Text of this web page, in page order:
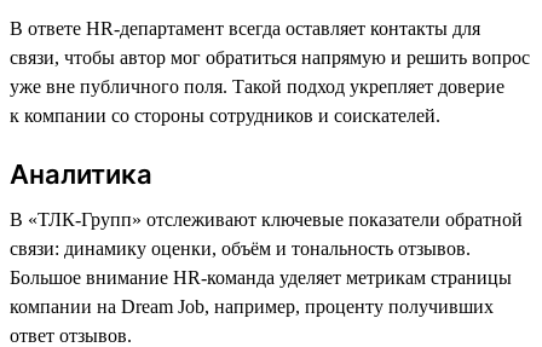
В ответе HR-департамент всегда оставляет контакты для
связи, чтобы автор мог обратиться напрямую и решить вопрос
уже вне публичного поля. Такой подход укрепляет доверие
к компании со стороны сотрудников и соискателей.
Аналитика
В «ТЛК-Групп» отслеживают ключевые показатели обратной
связи: динамику оценки, объём и тональность отзывов.
Большое внимание HR-команда уделяет метрикам страницы
компании на Dream Job, например, проценту получивших
ответ отзывов.